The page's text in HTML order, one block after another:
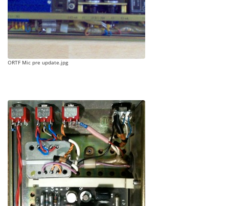
ORTF Mic pre update.jpg